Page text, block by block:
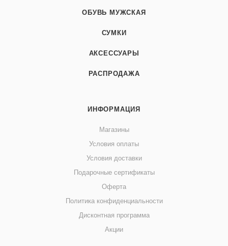
ОБУВЬ МУЖСКАЯ
СУМКИ
АКСЕССУАРЫ
РАСПРОДАЖА
ИНФОРМАЦИЯ
Магазины
Условия оплаты
Условия доставки
Подарочные сертификаты
Оферта
Политика конфиденциальности
Дисконтная программа
Акции